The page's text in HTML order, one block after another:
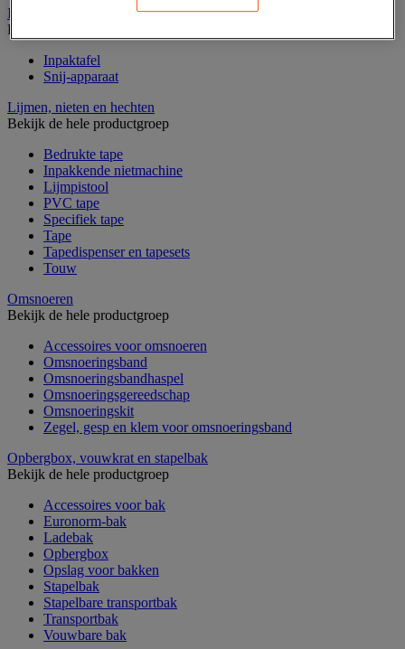
Inpaktafel met afroller
Bekijk de hele productgroep
Inpaktafel
Snij-apparaat
Lijmen, nieten en hechten
Bekijk de hele productgroep
Bedrukte tape
Inpakkende nietmachine
Lijmpistool
PVC tape
Specifiek tape
Tape
Tapedispenser en tapesets
Touw
Omsnoeren
Bekijk de hele productgroep
Accessoires voor omsnoeren
Omsnoeringsband
Omsnoeringsbandhaspel
Omsnoeringsgereedschap
Omsnoeringskit
Zegel, gesp en klem voor omsnoeringsband
Opbergbox, vouwkrat en stapelbak
Bekijk de hele productgroep
Accessoires voor bak
Euronorm-bak
Ladebak
Opbergbox
Opslag voor bakken
Stapelbak
Stapelbare transportbak
Transportbak
Vouwbare bak